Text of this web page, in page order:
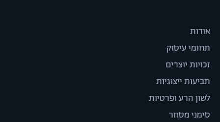
אודות
תחומי עיסוק
זכויות יוצרים
תביעות ייצוגיות
לשון הרע ופרטיות
סימני מסחר